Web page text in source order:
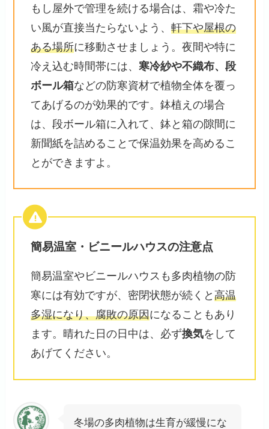
もし屋外で管理を続ける場合は、霜や冷た
い風が直接当たらないよう、軒下や屋根の
ある場所に移動させましょう。夜間や特に
冷え込む時間帯には、寒冷紗や不織布、段
ボール箱などの防寒資材で植物全体を覆っ
てあげるのが効果的です。鉢植えの場合
は、段ボール箱に入れて、鉢と箱の隙間に
新聞紙を詰めることで保温効果を高めるこ
とができますよ。
簡易温室・ビニールハウスの注意点
簡易温室やビニールハウスも多肉植物の防
寒には有効ですが、密閉状態が続くと高温
多湿になり、腐敗の原因になることもあり
ます。晴れた日の日中は、必ず換気をして
あげてください。
冬場の多肉植物は生育が緩慢にな